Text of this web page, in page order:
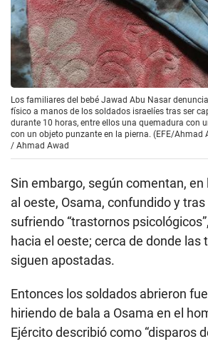
Los familiares del bebé Jawad Abu Nasar
físico a manos de los soldados israelíes tras ser
durante 10 horas, entre ellos una quemadura con
con un objeto punzante en la pierna. (EFE/Ahmad
/ Ahmad Awad
Sin embargo, según comentan, en
al oeste, Osama, confundido y
sufriendo “trastornos
hacia el oeste; cerca de donde las
siguen apostadas.
Entonces los soldados abrieron
hiriendo de bala a Osama en el
Ejército describió como “disparos